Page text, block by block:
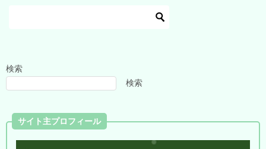
検索
検索
サイト主プロフィール